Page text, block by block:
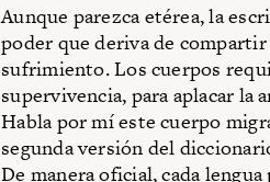
Aunque parezca etérea, la
poder que deriva de
sufrimiento. Los cuerpos
supervivencia, para aplacar la
Habla por mí este cuerpo
segunda versión del
De manera oficial, cada